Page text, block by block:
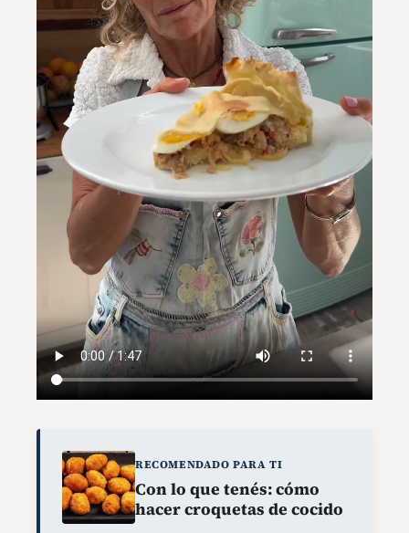
RECOMENDADO PARA TI
Con lo que tenés: cómo
hacer croquetas de cocido